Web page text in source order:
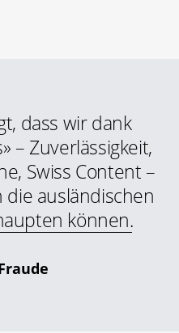
dass wir dank
– Zuverlässigkeit,
Swiss Content –
ausländischen
können.